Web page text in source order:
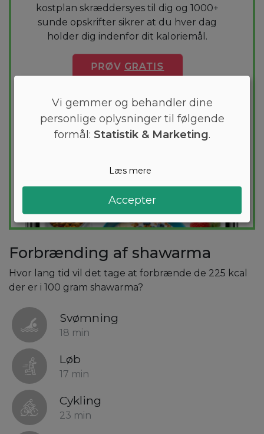
kostplan skræddersyes til dig og 1000+
sunde opskrifter sikrer at du hver dag
holder dig indenfor dit kaloriemål.
PRØV GRATIS
Forbrænding af shawarma
Hvor lang tid vil det tage at forbrænde de 225 kcal
der er i 100 gram shawarma?
Svømning
18 min
Løb
17 min
Cykling
23 min
Vi gemmer og behandler dine
personlige oplysninger til følgende
formål: Statistik & Marketing.
Læs mere
Accepter